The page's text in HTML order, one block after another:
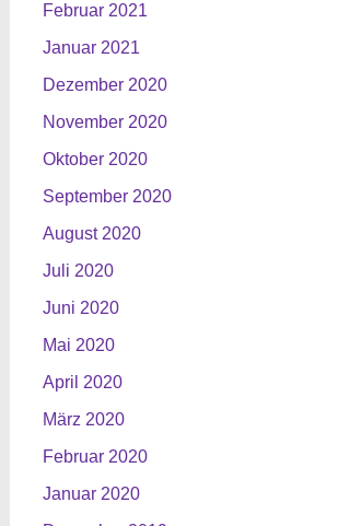
Februar 2021
Januar 2021
Dezember 2020
November 2020
Oktober 2020
September 2020
August 2020
Juli 2020
Juni 2020
Mai 2020
April 2020
März 2020
Februar 2020
Januar 2020